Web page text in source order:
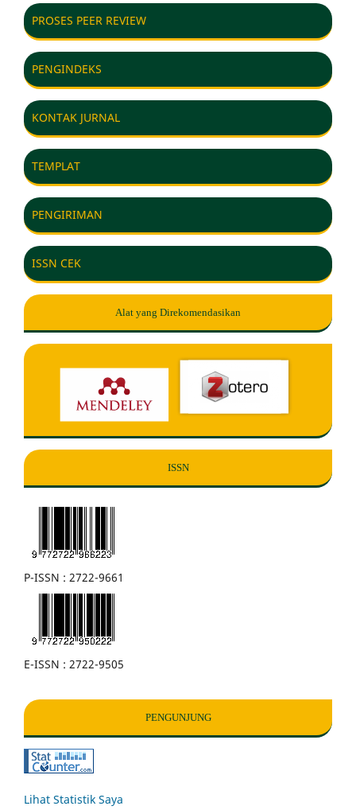
PROSES PEER REVIEW
PENGINDEKS
KONTAK JURNAL
TEMPLAT
PENGIRIMAN
ISSN CEK
Alat yang Direkomendasikan
ISSN
P-ISSN : 2722-9661
E-ISSN : 2722-9505
PENGUNJUNG
Lihat Statistik Saya